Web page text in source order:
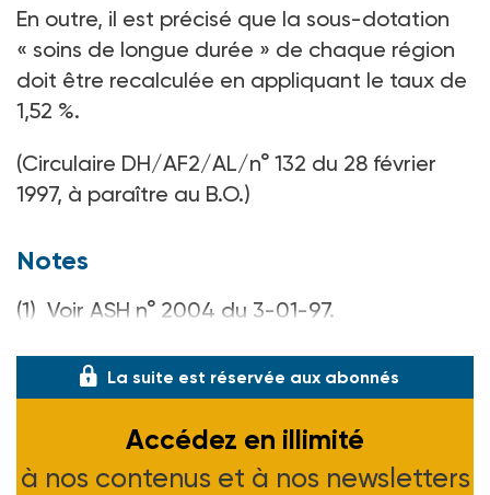
En outre, il est précisé que la sous-dotation
« soins de longue durée » de chaque région
doit être recalculée en appliquant le taux de
1,52 %.
(Circulaire DH/AF2/AL/n° 132 du 28 février
1997, à paraître au B.O.)
Notes
(1) Voir ASH n° 2004 du 3-01-97.
La suite est réservée aux abonnés
Accédez en illimité
à nos contenus et à nos newsletters